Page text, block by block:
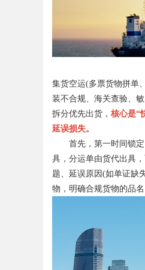
集货空运(多票货物拼单
装不合规、海关查验、
拆分优先出货， 核心是“
延误损失。
首先，第一时间锁定
具，分运单由货代出具
题、延误原因(如单证缺
物，明确合规货物的品